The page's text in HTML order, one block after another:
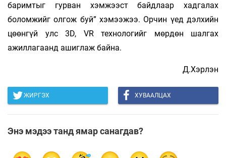
баримтыг гурван хэмжээст байдлаар хадгалах
боломжийг олгож буй” хэмээжээ. Орчин үед дэлхийн
цөөнгүй улс 3D, VR технологийг мөрдөн шал­­­гах
ажиллагаанд ашиглаж байна.
Д.Хэрлэн
ЖИРГЭХ ХУВААЛЦАХ
Энэ мэдээ танд ямар санагдав?